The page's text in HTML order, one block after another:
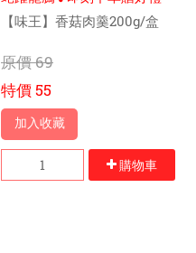
【味王】香菇肉羹200g/盒
原價69
特價55
加入收藏
購物車